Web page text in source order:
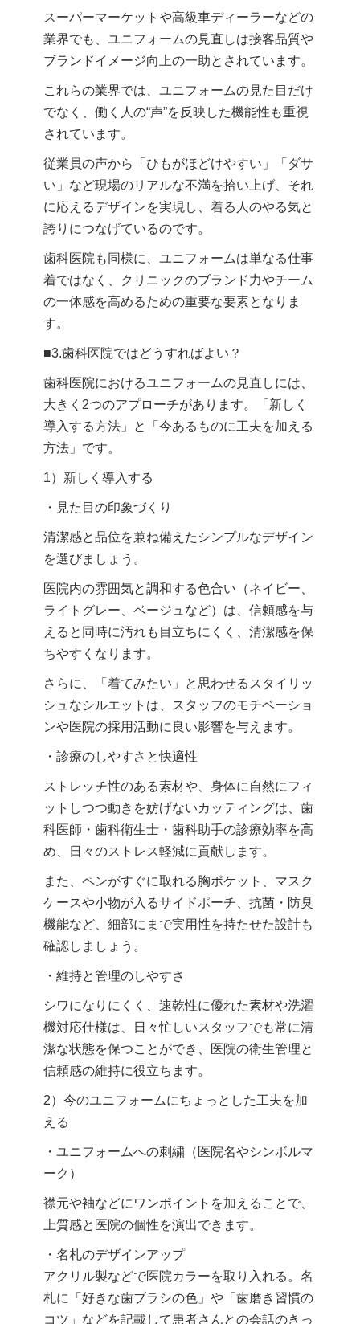
スーパーマーケットや高級車ディーラーなどの
業界でも、ユニフォームの見直しは接客品質や
ブランドイメージ向上の一助とされています。
これらの業界では、ユニフォームの見た目だけ
でなく、働く人の“声”を反映した機能性も重視
されています。
従業員の声から「ひもがほどけやすい」「ダサ
い」など現場のリアルな不満を拾い上げ、それ
に応えるデザインを実現し、着る人のやる気と
誇りにつなげているのです。
歯科医院も同様に、ユニフォームは単なる仕事
着ではなく、クリニックのブランド力やチーム
の一体感を高めるための重要な要素となりま
す。
■3.歯科医院ではどうすればよい？
歯科医院におけるユニフォームの見直しには、
大きく2つのアプローチがあります。「新しく
導入する方法」と「今あるものに工夫を加える
方法」です。
1）新しく導入する
・見た目の印象づくり
清潔感と品位を兼ね備えたシンプルなデザイン
を選びましょう。
医院内の雰囲気と調和する色合い（ネイビー、
ライトグレー、ベージュなど）は、信頼感を与
えると同時に汚れも目立ちにくく、清潔感を保
ちやすくなります。
さらに、「着てみたい」と思わせるスタイリッ
シュなシルエットは、スタッフのモチベーショ
ンや医院の採用活動に良い影響を与えます。
・診療のしやすさと快適性
ストレッチ性のある素材や、身体に自然にフィ
ットしつつ動きを妨げないカッティングは、歯
科医師・歯科衛生士・歯科助手の診療効率を高
め、日々のストレス軽減に貢献します。
また、ペンがすぐに取れる胸ポケット、マスク
ケースや小物が入るサイドポーチ、抗菌・防臭
機能など、細部にまで実用性を持たせた設計も
確認しましょう。
・維持と管理のしやすさ
シワになりにくく、速乾性に優れた素材や洗濯
機対応仕様は、日々忙しいスタッフでも常に清
潔な状態を保つことができ、医院の衛生管理と
信頼感の維持に役立ちます。
2）今のユニフォームにちょっとした工夫を加
える
・ユニフォームへの刺繍（医院名やシンボルマ
ーク）
襟元や袖などにワンポイントを加えることで、
上質感と医院の個性を演出できます。
・名札のデザインアップ
アクリル製などで医院カラーを取り入れる。名
札に「好きな歯ブラシの色」や「歯磨き習慣の
コツ」などを記載して患者さんとの会話のきっ